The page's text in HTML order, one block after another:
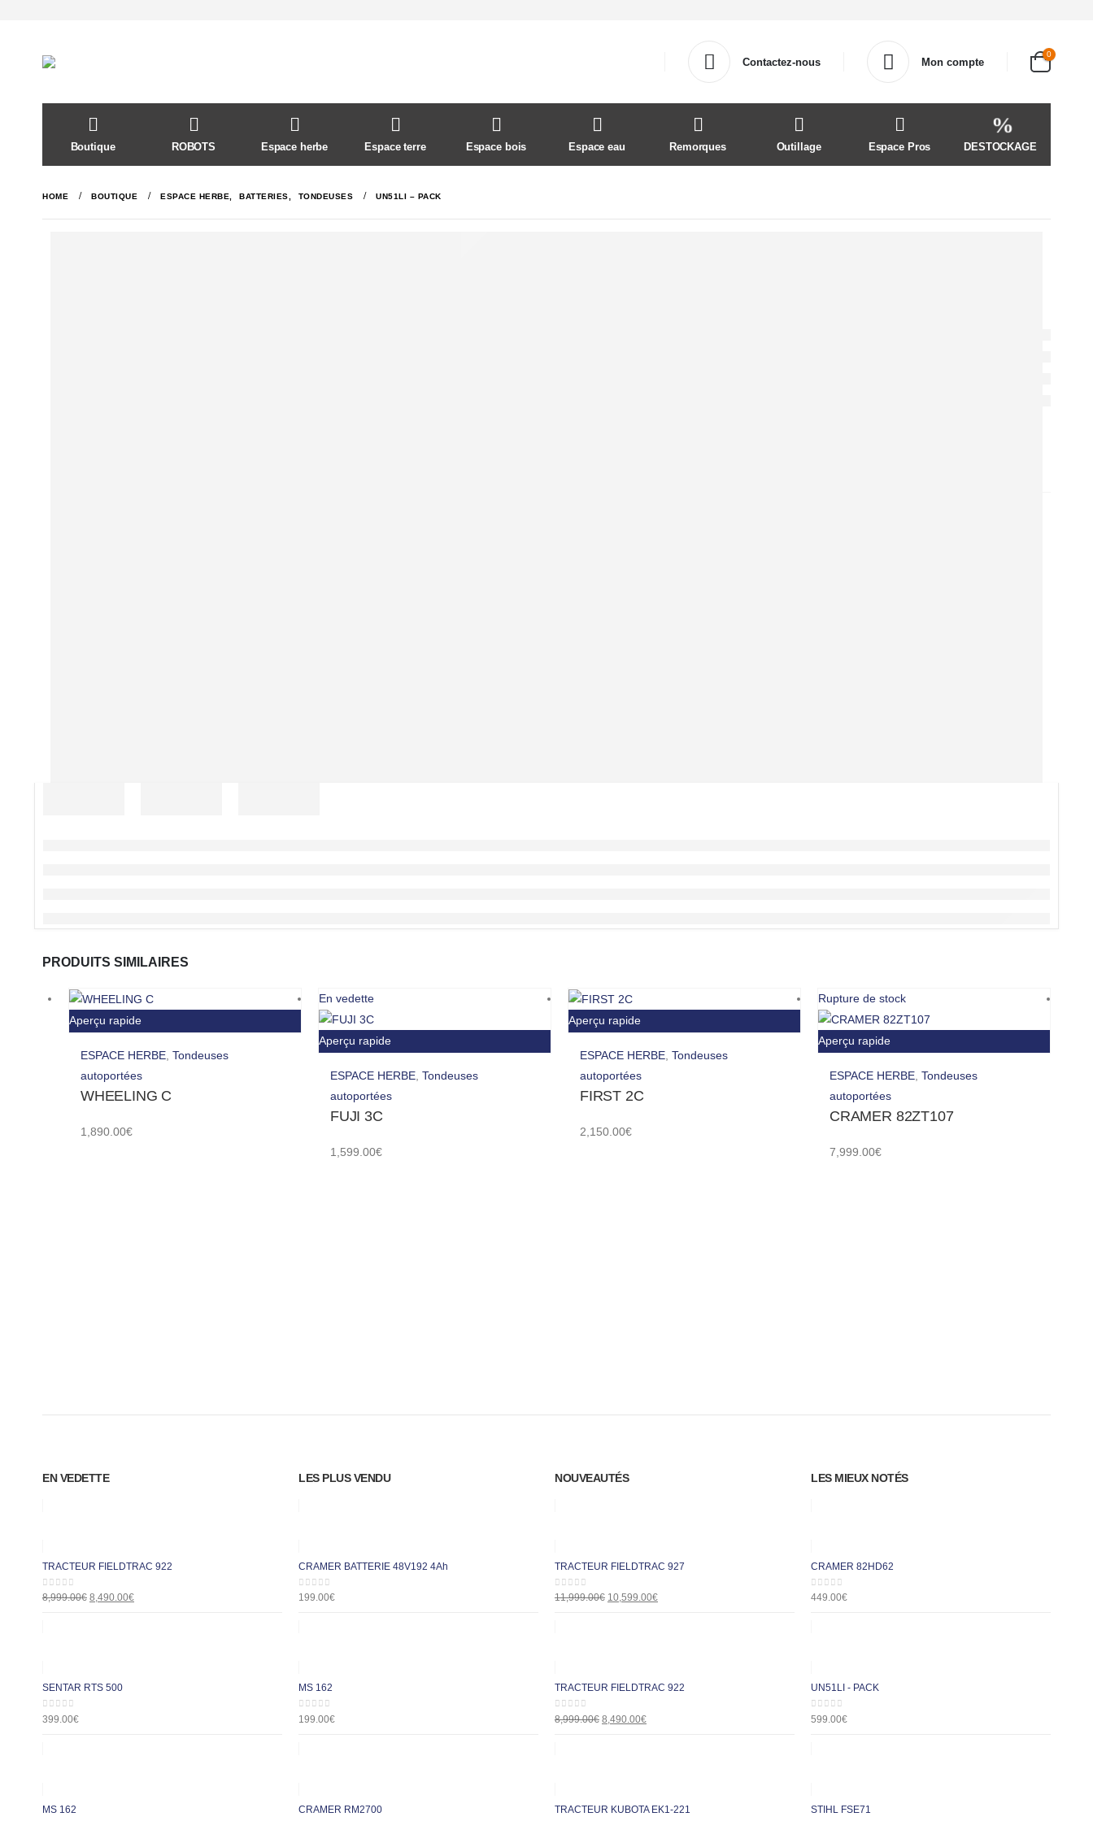
Contactez-nous Mon compte
0
Boutique ROBOTS Espace herbe Espace terre Espace bois Espace eau Remorques Outillage Espace Pros DESTOCKAGE
HOME BOUTIQUE ESPACE HERBE BATTERIES TONDEUSES UN51LI – PACK
PRODUITS SIMILAIRES
Aperçu rapide
ESPACE HERBE Tondeuses
autoportées
WHEELING C
1,890.00€
En vedette
Aperçu rapide
ESPACE HERBE Tondeuses
autoportées
FUJI 3C
1,599.00€
Aperçu rapide
ESPACE HERBE Tondeuses
autoportées
FIRST 2C
2,150.00€
Rupture de stock
Aperçu rapide
ESPACE HERBE Tondeuses
autoportées
CRAMER 82ZT107
7,999.00€
EN VEDETTE
TRACTEUR FIELDTRAC 922
0out of 5
8,999.00€ 8,490.00€
SENTAR RTS 500
0out of 5
399.00€
MS 162
LES PLUS VENDU
CRAMER BATTERIE 48V192 4Ah
0out of 5
199.00€
MS 162
0out of 5
199.00€
CRAMER RM2700
NOUVEAUTÉS
TRACTEUR FIELDTRAC 927
0out of 5
11,999.00€ 10,599.00€
TRACTEUR FIELDTRAC 922
0 out of 5
8,999.00€ 8,490.00€
TRACTEUR KUBOTA EK1-221
LES MIEUX NOTÉS
CRAMER 82HD62
0out of 5
449.00€
UN51LI - PACK
0out of 5
599.00€
STIHL FSE71